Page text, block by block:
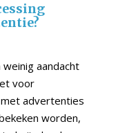
aandacht
voor
advertenties
worden,